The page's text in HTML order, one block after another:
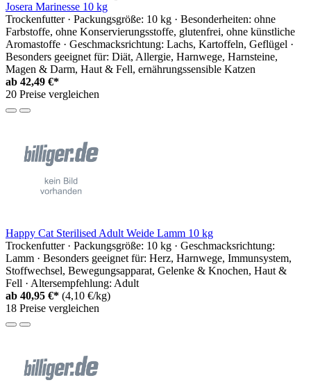
Josera Marinesse 10 kg
Trockenfutter · Packungsgröße: 10 kg · Besonderheiten: ohne
Farbstoffe, ohne Konservierungsstoffe, glutenfrei, ohne künstliche
Aromastoffe · Geschmacksrichtung: Lachs, Kartoffeln, Geflügel ·
Besonders geeignet für: Diät, Allergie, Harnwege, Harnsteine,
Magen & Darm, Haut & Fell, ernährungssensible Katzen
ab 42,49 €*
20 Preise vergleichen
Happy Cat Sterilised Adult Weide Lamm 10 kg
Trockenfutter · Packungsgröße: 10 kg · Geschmacksrichtung:
Lamm · Besonders geeignet für: Herz, Harnwege, Immunsystem,
Stoffwechsel, Bewegungsapparat, Gelenke & Knochen, Haut &
Fell · Altersempfehlung: Adult
ab 40,95 €* (4,10 €/kg)
18 Preise vergleichen